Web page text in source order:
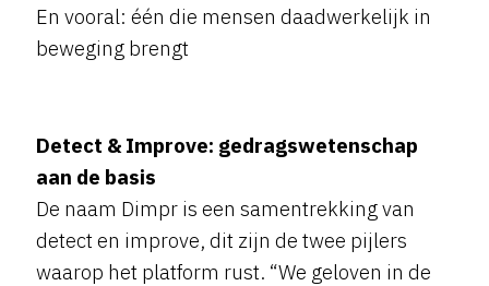
En vooral: één die mensen daadwerkelijk in
beweging brengt
Detect & Improve: gedragswetenschap
aan de basis
De naam Dimpr is een samentrekking van
detect en improve, dit zijn de twee pijlers
waarop het platform rust. “We geloven in de